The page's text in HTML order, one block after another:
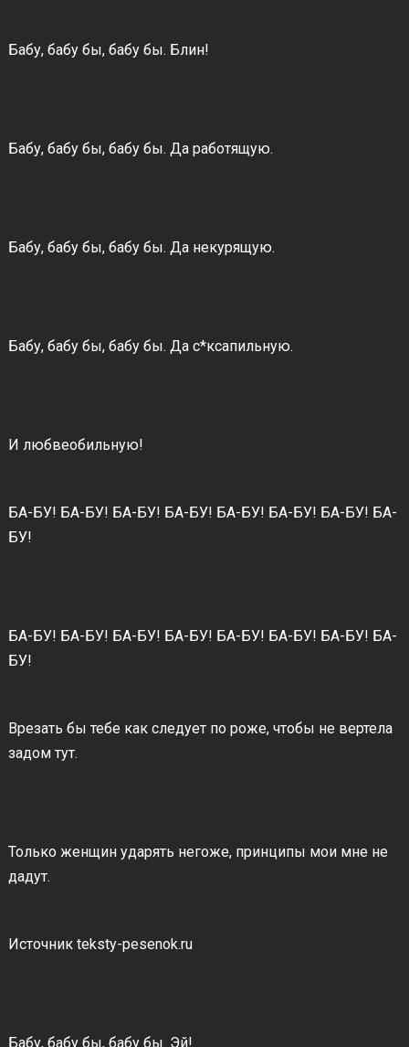
Бабу, бабу бы, бабу бы. Блин!
Бабу, бабу бы, бабу бы. Да работящую.
Бабу, бабу бы, бабу бы. Да некурящую.
Бабу, бабу бы, бабу бы. Да с*ксапильную.
И любвеобильную!
БА-БУ! БА-БУ! БА-БУ! БА-БУ! БА-БУ! БА-БУ! БА-БУ! БА-
БУ!
БА-БУ! БА-БУ! БА-БУ! БА-БУ! БА-БУ! БА-БУ! БА-БУ! БА-
БУ!
Врезать бы тебе как следует по роже, чтобы не вертела
задом тут.
Только женщин ударять негоже, принципы мои мне не
дадут.
Источник teksty-pesenok.ru
Бабу, бабу бы, бабу бы. Эй!